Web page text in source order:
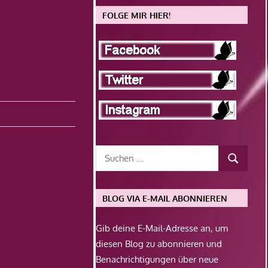
FOLGE MIR HIER!
BLOG VIA E-MAIL ABONNIEREN
Gib deine E-Mail-Adresse an, um
diesen Blog zu abonnieren und
Benachrichtigungen über neue